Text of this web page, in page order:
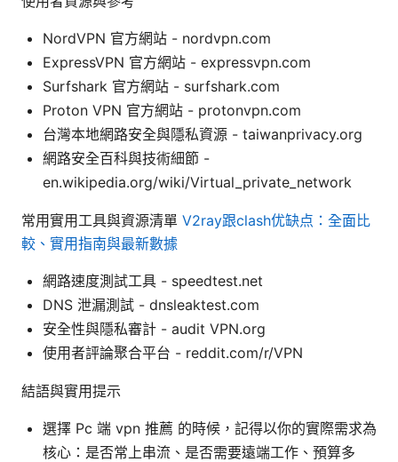
NordVPN 官方網站 - nordvpn.com
ExpressVPN 官方網站 - expressvpn.com
Surfshark 官方網站 - surfshark.com
Proton VPN 官方網站 - protonvpn.com
台灣本地網路安全與隱私資源 - taiwanprivacy.org
網路安全百科與技術細節 -
en.wikipedia.org/wiki/Virtual_private_network
常用實用工具與資源清單 V2ray跟clash优缺点：全面比
較、實用指南與最新數據
網路速度測試工具 - speedtest.net
DNS 泄漏測試 - dnsleaktest.com
安全性與隱私審計 - audit VPN.org
使用者評論聚合平台 - reddit.com/r/VPN
結語與實用提示
選擇 Pc 端 vpn 推薦 的時候，記得以你的實際需求為
核心：是否常上串流、是否需要遠端工作、預算多